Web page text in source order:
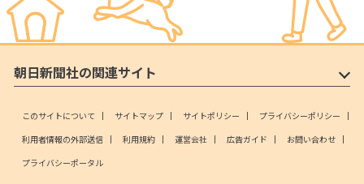
朝日新聞社の関連サイト
このサイトについて サイトマップ サイトポリシー
プライバシーポリシー
利用者情報の外部送信
利用規約 運営会社 広告ガイド
お問い合わせ
プライバシーポータル